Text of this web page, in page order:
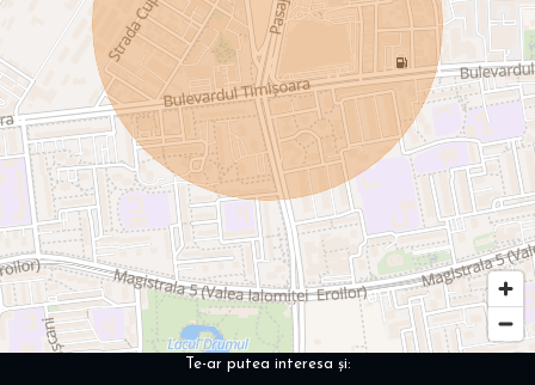
Te-ar putea interesa și: